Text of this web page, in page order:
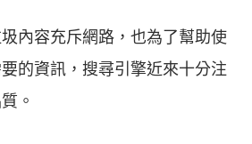
內容充斥網路，也為了幫助使
的資訊，搜尋引擎近來十分注
。